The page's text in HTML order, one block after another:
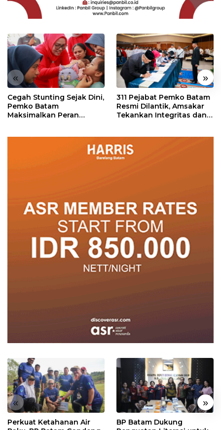
« »
Cegah Stunting Sejak Dini,
Pemko Batam
Maksimalkan Peran
311 Pejabat Pemko Batam
Resmi Dilantik, Amsakar
Tekankan Integritas dan
« »
Perkuat Ketahanan Air
BP Batam Dukung